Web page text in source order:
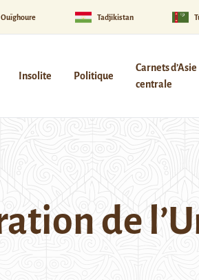
Ouïghoure Tadjikistan
Insolite Politique
Carnets d’Asie
centrale
de